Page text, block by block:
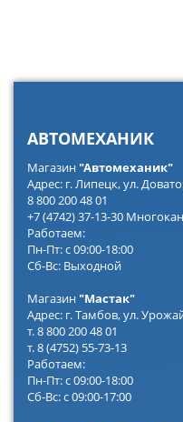
АВТОМЕХАНИК
Магазин"Автомеханик"
Адрес: г. Липецк, ул.
8 800 200 48 01
+7 (4742) 37-13-30
Работаем:
Пн-Пт: с 09:00-18:00
Сб-Вс: Выходной
Магазин"Мастак"
Адрес: г. Тамбов, ул.
т. 8 800 200 48 01
т. 8 (4752) 55-73-13
Работаем:
Пн-Пт: с 09:00-18:00
Сб-Вс: с 09:00-17:00